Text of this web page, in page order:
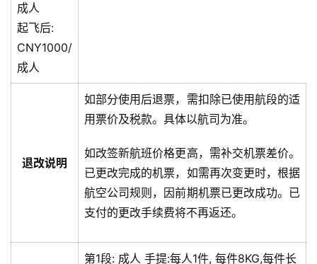
成人
起飞后:
CNY1000/
成人
退改说明
如部分使用后退票，需扣除已使用航段的适
用票价及税款。具体以航司为准。
如改签新航班价格更高，需补交机票差价。
已更改完成的机票，如需再次变更时，根据
航空公司规则，因前期机票已更改成功。已
支付的更改手续费将不再返还。
第1段: 成人 手提:每人1件, 每件8KG,每件长